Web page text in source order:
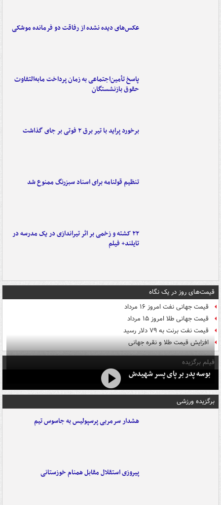
عکس‌های دیده نشده از رفاقت دو فرمانده‌ موشکی
پاسخ تأمین‌اجتماعی به زمان پرداخت مابه‌التفاوت
حقوق بازنشستگان
برخورد پراید با تیر برق ۲ فوتی بر جای گذاشت
تنظیم قولنامه برای اسناد سبزرنگ ممنوع شد
۲۲ کشته و زخمی بر اثر تیراندازی در یک مدرسه در
تایلند+ فیلم
قیمت‌های روز در یک نگاه
قیمت جهانی نفت امروز ۱۶ مرداد
قیمت جهانی طلا امروز ۱۵ مرداد
قیمت نفت برنت به ۷۹ دلار رسید
افزایش قیمت طلا و نقره جهانی
فیلم برگزیده
بوسه‌ پدر بر پای پسر شهیدش
برگزیده ورزشی
هشدار سرمربی پرسپولیس به جاسوس تیم
پیروزی استقلال مقابل همنام خوزستانی